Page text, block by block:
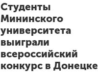
Студенты
Мининского
университета
выиграли
всероссийский
конкурс в Донецке